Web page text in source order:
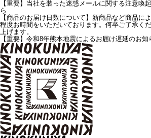
【重要】当社を装った迷惑メールに関する注意
ら
【商品のお届け日数について】新商品など商品に
程度お時間をいただいております。何卒ご了承く
上げます。
【重要】令和8年熊本地震によるお届け遅延のお知